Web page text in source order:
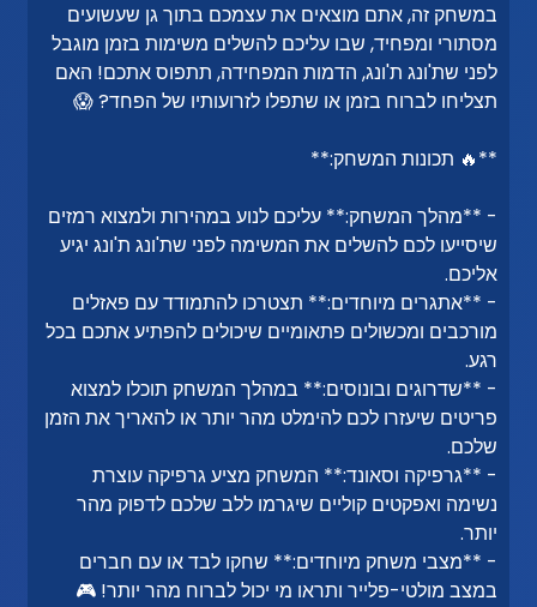
במשחק זה, אתם מוצאים את עצמכם בתוך גן שעשועים
מסתורי ומפחיד, שבו עליכם להשלים משימות בזמן מוגבל
לפני שת'ונג ת'ונג, הדמות המפחידה, תתפוס אתכם! האם
תצליחו לברוח בזמן או שתפלו לזרועותיו של הפחד? 😱
**🔥 תכונות המשחק:**
- **מהלך המשחק:** עליכם לנוע במהירות ולמצוא רמזים
שיסייעו לכם להשלים את המשימה לפני שת'ונג ת'ונג יגיע
אליכם.
- **אתגרים מיוחדים:** תצטרכו להתמודד עם פאזלים
מורכבים ומכשולים פתאומיים שיכולים להפתיע אתכם בכל
רגע.
- **שדרוגים ובונוסים:** במהלך המשחק תוכלו למצוא
פריטים שיעזרו לכם להימלט מהר יותר או להאריך את הזמן
שלכם.
- **גרפיקה וסאונד:** המשחק מציע גרפיקה עוצרת
נשימה ואפקטים קוליים שיגרמו ללב שלכם לדפוק מהר
יותר.
- **מצבי משחק מיוחדים:** שחקו לבד או עם חברים
במצב מולטי-פלייר ותראו מי יכול לברוח מהר יותר! 🎮